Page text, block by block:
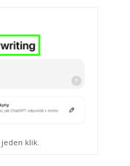
klik.